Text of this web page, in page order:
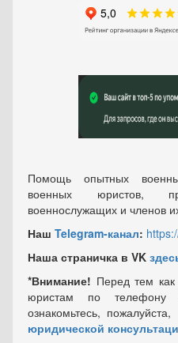
Помощь опытных
военных юристов,
военнослужащих и членов
Наш Telegram-канал:
Наша страничка в VK
*Внимание! Перед тем
юристам по
ознакомьтесь,
юридической